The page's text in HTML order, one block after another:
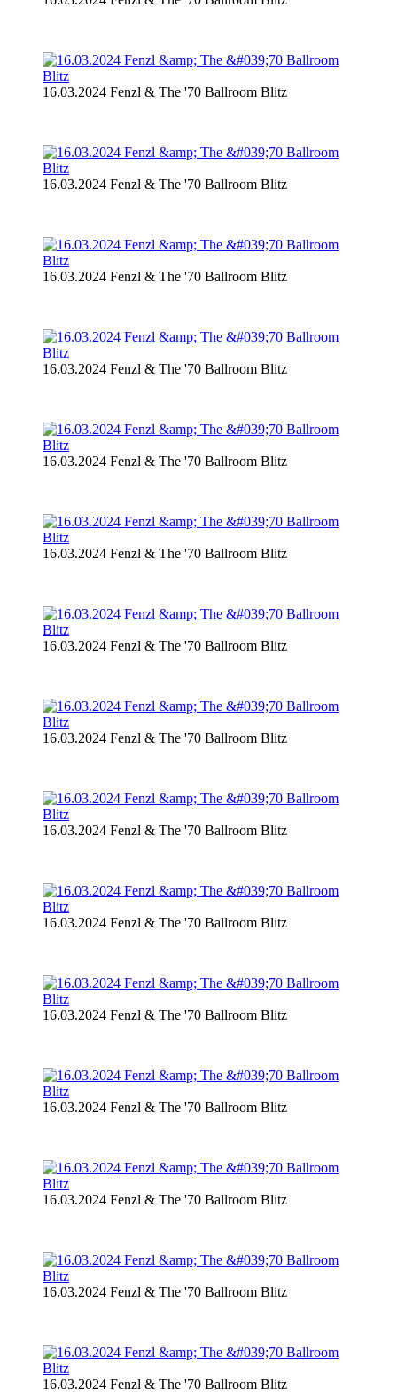
16.03.2024 Fenzl & The '70 Ballroom Blitz
16.03.2024 Fenzl & The '70 Ballroom Blitz
16.03.2024 Fenzl & The '70 Ballroom Blitz
16.03.2024 Fenzl & The '70 Ballroom Blitz
16.03.2024 Fenzl & The '70 Ballroom Blitz
16.03.2024 Fenzl & The '70 Ballroom Blitz
16.03.2024 Fenzl & The '70 Ballroom Blitz
16.03.2024 Fenzl & The '70 Ballroom Blitz
16.03.2024 Fenzl & The '70 Ballroom Blitz
16.03.2024 Fenzl & The '70 Ballroom Blitz
16.03.2024 Fenzl & The '70 Ballroom Blitz
16.03.2024 Fenzl & The '70 Ballroom Blitz
16.03.2024 Fenzl & The '70 Ballroom Blitz
16.03.2024 Fenzl & The '70 Ballroom Blitz
16.03.2024 Fenzl & The '70 Ballroom Blitz